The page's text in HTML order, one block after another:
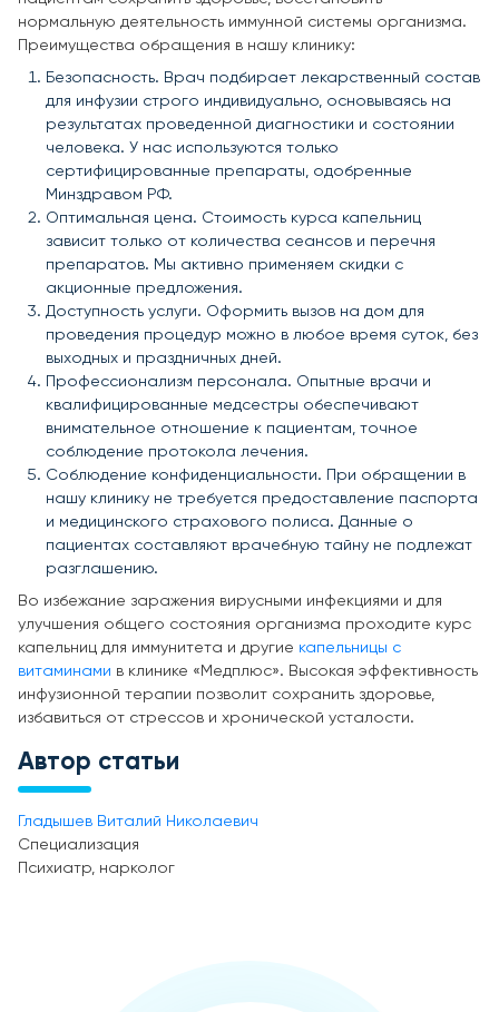
нормальную деятельность иммунной системы организма.
Преимущества обращения в нашу клинику:
Безопасность. Врач подбирает лекарственный состав
для инфузии строго индивидуально, основываясь на
результатах проведенной диагностики и состоянии
человека. У нас используются только
сертифицированные препараты, одобренные
Минздравом РФ.
Оптимальная цена. Стоимость курса капельниц
зависит только от количества сеансов и перечня
препаратов. Мы активно применяем скидки с
акционные предложения.
Доступность услуги. Оформить вызов на дом для
проведения процедур можно в любое время суток, без
выходных и праздничных дней.
Профессионализм персонала. Опытные врачи и
квалифицированные медсестры обеспечивают
внимательное отношение к пациентам, точное
соблюдение протокола лечения.
Соблюдение конфиденциальности. При обращении в
нашу клинику не требуется предоставление паспорта
и медицинского страхового полиса. Данные о
пациентах составляют врачебную тайну не подлежат
разглашению.
Во избежание заражения вирусными инфекциями и для
улучшения общего состояния организма проходите курс
капельниц для иммунитета и другие капельницы с
витаминами в клинике «Медплюс». Высокая эффективность
инфузионной терапии позволит сохранить здоровье,
избавиться от стрессов и хронической усталости.
Автор статьи
Гладышев Виталий Николаевич
Специализация
Психиатр, нарколог